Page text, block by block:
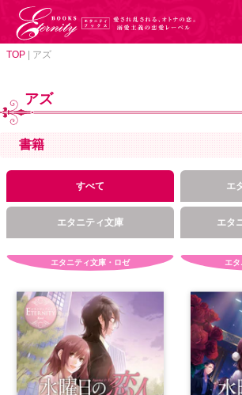
TOP アズ
アズ
書籍
すべて エ
エタニティ文庫 エタ
エタニティ文庫・ロゼ エ